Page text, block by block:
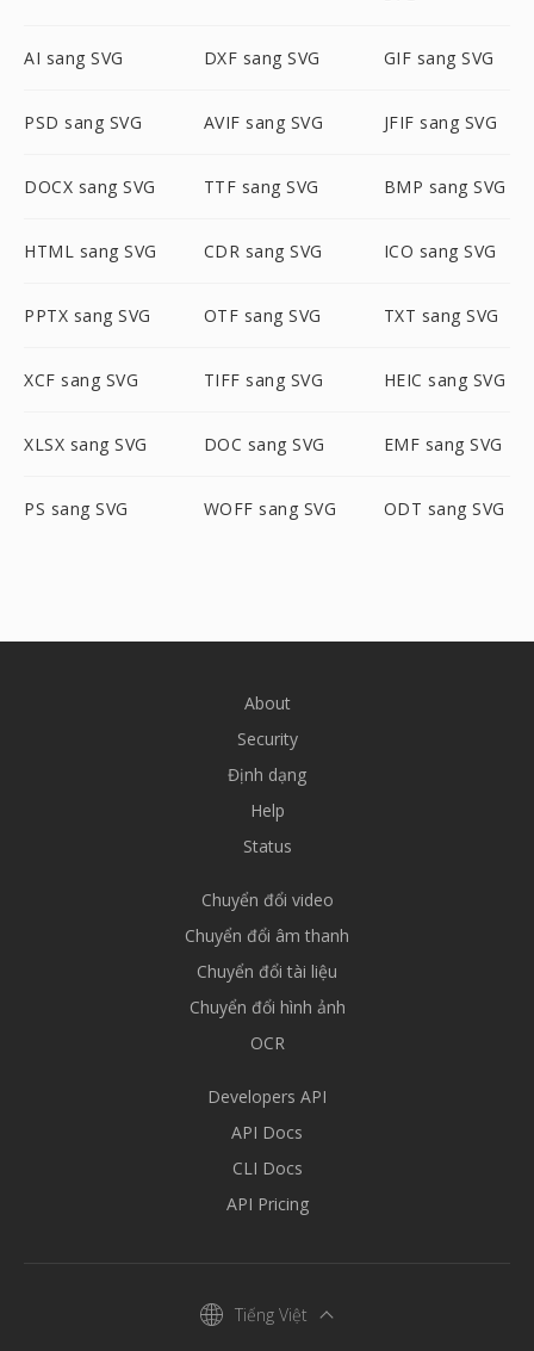
AI sang SVG DXF sang SVG GIF sang SVG
PSD sang SVG AVIF sang SVG JFIF sang SVG
DOCX sang SVG TTF sang SVG BMP sang SVG
HTML sang SVG CDR sang SVG ICO sang SVG
PPTX sang SVG OTF sang SVG TXT sang SVG
XCF sang SVG TIFF sang SVG HEIC sang SVG
XLSX sang SVG DOC sang SVG EMF sang SVG
PS sang SVG WOFF sang SVG ODT sang SVG
About
Security
Định dạng
Help
Status
Chuyển đổi video
Chuyển đổi âm thanh
Chuyển đổi tài liệu
Chuyển đổi hình ảnh
OCR
Developers API
API Docs
CLI Docs
API Pricing
Tiếng Việt